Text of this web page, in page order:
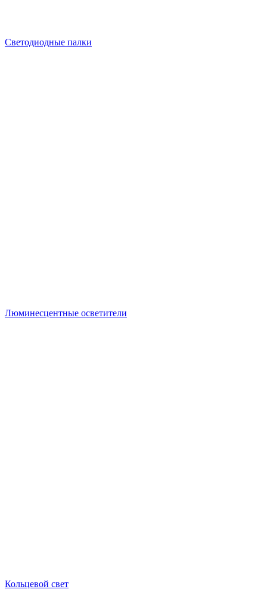
Светодиодные палки
Люминесцентные осветители
Кольцевой свет